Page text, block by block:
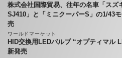
株式会社国際貿易、往年の名車「スズ
SJ410」と「ミニクーパーS」の1/43
売
ワールドマーケット
HID交換用LEDバルブ “オプティマル
新発売